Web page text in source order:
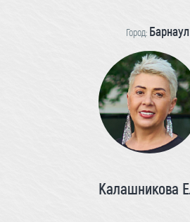
Город: Барнаул
Калашникова